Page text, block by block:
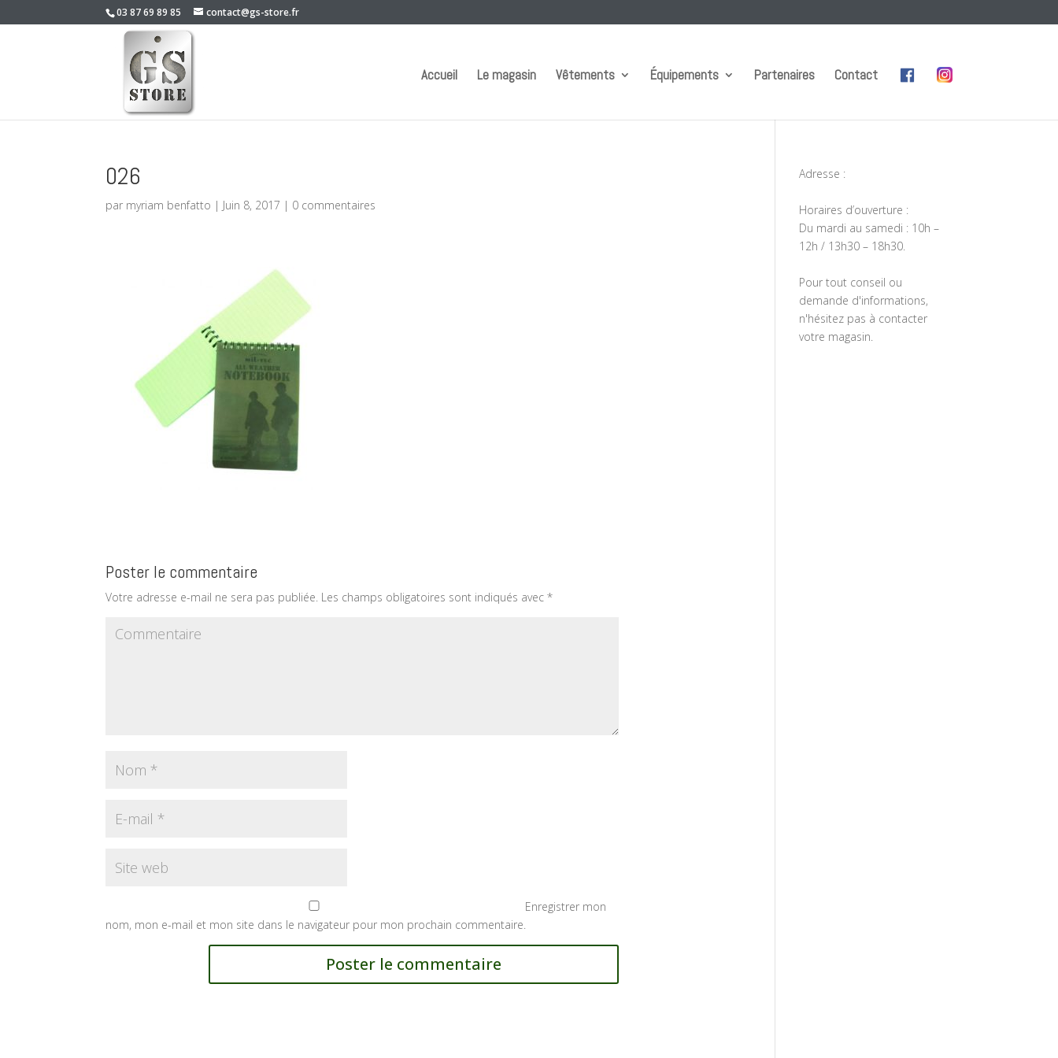
03 87 69 89 85 contact@gs-store.fr
Accueil Le magasin Vêtements Équipements Partenaires Contact
026
par myriam benfatto | Juin 8, 2017 | 0 commentaires
Poster le commentaire
Votre adresse e-mail ne sera pas publiée. Les champs obligatoires sont indiqués avec*
Enregistrer mon
nom, mon e-mail et mon site dans le navigateur pour mon prochain commentaire.
Adresse :
Horaires d’ouverture :
Du mardi au samedi : 10h –
12h / 13h30 – 18h30.
Pour tout conseil ou
demande d'informations,
n'hésitez pas à contacter
votre magasin.